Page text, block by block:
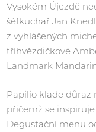
Vysokém Újezdě
šéfkuchař Jan
z vyhlášených
tříhvězdičkové
Landmark
Papilio klade důraz
přičemž se
Degustační menu